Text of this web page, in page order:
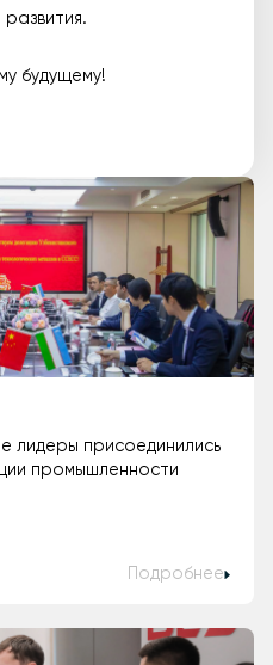
будущему!
лидеры присоединились
промышленности
Подробнее